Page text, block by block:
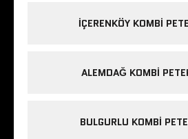
IÇERENKÖY KOMBI
ALEMDAĞ KOMBI
BULGURLU KOMBI